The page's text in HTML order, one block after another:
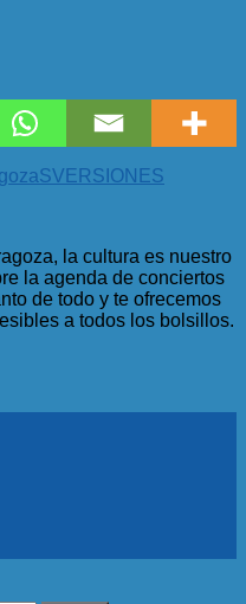
SVERSIONES
la cultura es nuestro
la agenda de conciertos
de todo y te ofrecemos
a todos los bolsillos.